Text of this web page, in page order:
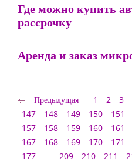
Где можно купить
рассрочку
Аренда и заказ
Предыдущая 1 2 3
147
148 149 150 151
157
158 159 160 161
167
168 169 170 171
177
... 209 210 211